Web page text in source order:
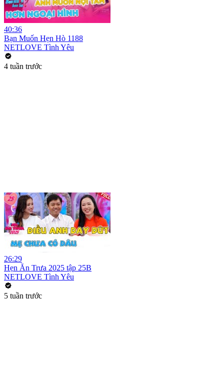
40:36
Bạn Muốn Hẹn Hò 1188
NETLOVE Tình Yêu
4 tuần trước
26:29
Hẹn Ăn Trưa 2025 tập 25B
NETLOVE Tình Yêu
5 tuần trước